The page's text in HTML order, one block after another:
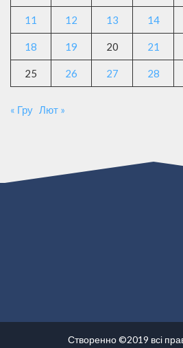
11 12 13 14
18 19 20 21
25 26 27 28
« Гру Лют »
Створенно ©2019 всі